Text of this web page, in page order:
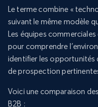
Le terme combine «
suivant le même modèle
Les équipes
pour comprendre
identifier les opportunités
de prospection
Voici une comparaison
B2B :